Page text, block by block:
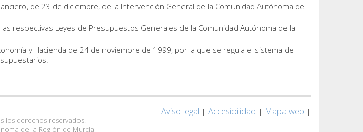
de 23 de diciembre, de la Intervención General de la Comunidad Autónoma de
respectivas Leyes de Presupuestos Generales de la Comunidad Autónoma de la
y Hacienda de 24 de noviembre de 1999, por la que se regula el sistema de
los derechos reservados.
de la Región de Murcia
Aviso legal | Accesibilidad | Mapa web |